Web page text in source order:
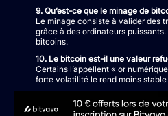
9. Qu’est-ce que le minage de
Le minage consiste à valider des
grâce à des ordinateurs
bitcoins.
10. Le bitcoin est-il une valeur
Certains l’appellent « or
forte volatilité le rend moins stable